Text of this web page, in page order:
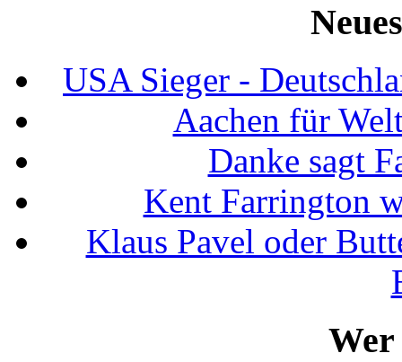
USA Sieger -
Aachen für
Danke sagt
Kent Farrington
Klaus Pavel oder